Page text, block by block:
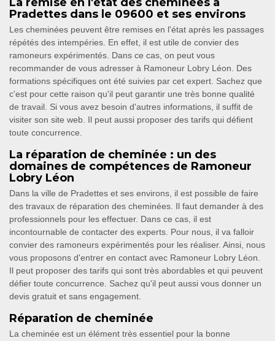
Pradettes dans le 09600 et ses environs
Les cheminées peuvent être remises en l'état après les passages
répétés des intempéries. En effet, il est utile de convier des
ramoneurs expérimentés. Dans ce cas, on peut vous
recommander de vous adresser à Ramoneur Lobry Léon. Des
formations spécifiques ont été suivies par cet expert. Sachez que
c'est pour cette raison qu'il peut garantir une très bonne qualité
de travail. Si vous avez besoin d'autres informations, il suffit de
visiter son site web. Il peut aussi proposer des tarifs qui défient
toute concurrence.
La réparation de cheminée : un des
domaines de compétences de Ramoneur
Lobry Léon
Dans la ville de Pradettes et ses environs, il est possible de faire
des travaux de réparation des cheminées. Il faut demander à des
professionnels pour les effectuer. Dans ce cas, il est
incontournable de contacter des experts. Pour nous, il va falloir
convier des ramoneurs expérimentés pour les réaliser. Ainsi, nous
vous proposons d'entrer en contact avec Ramoneur Lobry Léon.
Il peut proposer des tarifs qui sont très abordables et qui peuvent
défier toute concurrence. Sachez qu'il peut aussi vous donner un
devis gratuit et sans engagement.
Réparation de cheminée
La cheminée est un élément très essentiel pour la bonne